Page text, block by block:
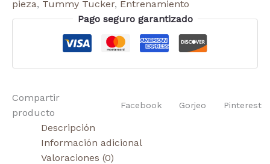
pieza, Tummy Tucker, Entrenamiento
Pago seguro garantizado
Compartir
producto
Facebook Gorjeo Pinterest
Descripción
Información adicional
Valoraciones (0)